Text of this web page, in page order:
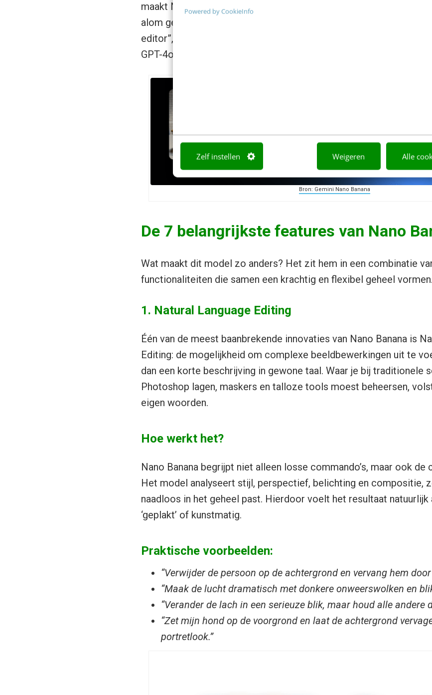
Powered by CookieInfo
Zelf instellen Weigeren Alle
maakt Nano Banana complexe beeldbewerking toegankelijk voor
alom geprezen door platforms als
als
editor”, mede dankzij de snelheid en creatieve mogelijkheden die
GPT-4o Image en Flux overtreffen.
Bron: Gemini Nano Banana
De 7 belangrijkste features van Nano
Wat maakt dit model zo anders? Het zit hem in een combinatie
functionaliteiten die samen een krachtig en flexibel geheel vormen.
1. Natural Language Editing
Één van de meest baanbrekende innovaties van Nano Banana is
Editing: de mogelijkheid om complexe beeldbewerkingen uit te
dan een korte beschrijving in gewone taal. Waar je bij traditionele
Photoshop lagen, maskers en talloze tools moest beheersen,
eigen woorden.
Hoe werkt het?
Nano Banana begrijpt niet alleen losse commando’s, maar ook de
Het model analyseert stijl, perspectief, belichting en compositie,
naadloos in het geheel past. Hierdoor voelt het resultaat natuurlijk
‘geplakt’ of kunstmatig.
Praktische voorbeelden:
“Verwijder de persoon op de achtergrond en vervang hem
“Maak de lucht dramatisch met donkere onweerswolken en
“Verander de lach in een serieuze blik, maar houd alle andere
“Zet mijn hond op de voorgrond en laat de achtergrond
portretlook.”